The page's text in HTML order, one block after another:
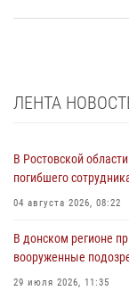
ЛЕНТА
В Ростовской
погибшего
04 августа 2026, 08:22
В донском регионе
вооруженные
29 июля 2026, 11:35